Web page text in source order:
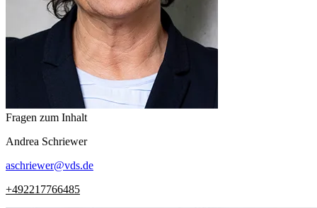
Fragen zum Inhalt
Andrea Schriewer
aschriewer@vds.de
+492217766485